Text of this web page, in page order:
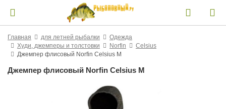
Главная для летней рыбалки
Одежда
Худи, джемперы и толстовки
Norfin
Celsius
Джемпер флисовый Norfin Celsius M
Джемпер флисовый Norfin Celsius M